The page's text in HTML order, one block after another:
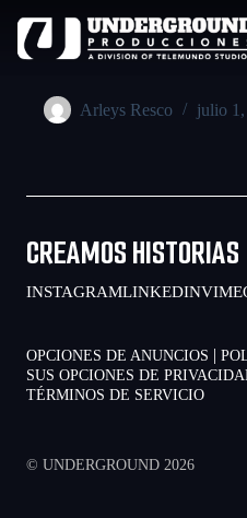
Arleys Resco julio
CREAMOS HISTORIAS
INSTAGRAMLINKEDIN
OPCIONES DE ANUNCIOS |
SUS OPCIONES DE
TÉRMINOS DE SERVICIO
© UNDERGROUND 2026